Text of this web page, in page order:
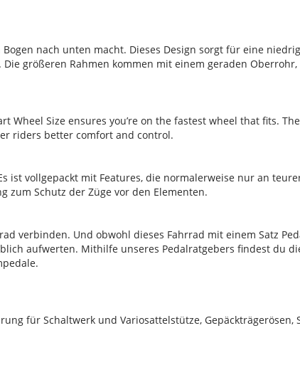
nach unten macht. Dieses Design sorgt für eine
größeren Rahmen kommen mit einem geraden
Size ensures you’re on the fastest wheel that fits.
riders better comfort and control.
vollgepackt mit Features, die normalerweise nur an
Schutz der Züge vor den Elementen.
verbinden. Und obwohl dieses Fahrrad mit einem Satz
aufwerten. Mithilfe unseres Pedalratgebers findest du
für Schaltwerk und Variosattelstütze, Gepäckträgerösen,